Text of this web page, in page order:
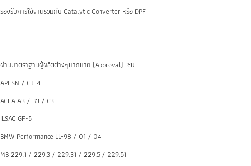
รองรับการใช้งานร่วมกับ Catalytic Converter หรือ DPF
ผ่านมาตราฐานผู้ผลิตต่างๆมากมาย (Approval) เช่น
API SN / CJ-4
ACEA A3 / B3 / C3
ILSAC GF-5
BMW Performance LL-98 / 01 / 04
MB 229.1 / 229.3 / 229.31 / 229.5 / 229.51